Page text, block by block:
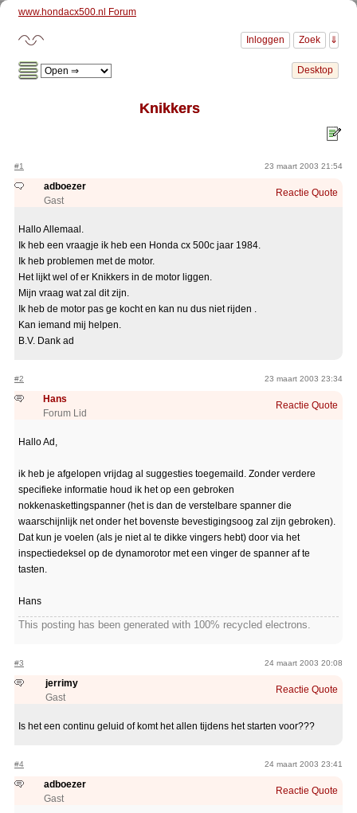
www.hondacx500.nl Forum
Knikkers
#1 23 maart 2003 21:54
adboezer
Gast
Reactie Quote
Hallo Allemaal.
Ik heb een vraagje ik heb een Honda cx 500c jaar 1984.
Ik heb problemen met de motor.
Het lijkt wel of er Knikkers in de motor liggen.
Mijn vraag wat zal dit zijn.
Ik heb de motor pas ge kocht en kan nu dus niet rijden .
Kan iemand mij helpen.
B.V. Dank ad
#2 23 maart 2003 23:34
Hans
Forum Lid
Reactie Quote
Hallo Ad,
ik heb je afgelopen vrijdag al suggesties toegemaild. Zonder verdere
specifieke informatie houd ik het op een gebroken
nokkenaskettingspanner (het is dan de verstelbare spanner die
waarschijnlijk net onder het bovenste bevestigingsoog zal zijn gebroken).
Dat kun je voelen (als je niet al te dikke vingers hebt) door via het
inspectiedeksel op de dynamorotor met een vinger de spanner af te
tasten.
Hans
This posting has been generated with 100% recycled electrons.
#3 24 maart 2003 20:08
jerrimy
Gast
Reactie Quote
Is het een continu geluid of komt het allen tijdens het starten voor???
#4 24 maart 2003 23:41
adboezer
Gast
Reactie Quote